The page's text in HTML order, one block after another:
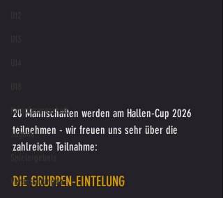
Kampfmannschaft
Jugend
Veranstaltungen
20 Mannschaften werden am Hallen-Cup 2026
teilnehmen - wir freuen uns sehr über die
zahlreiche Teilnahme:
DIE GRUPPEN-EINTELUNG